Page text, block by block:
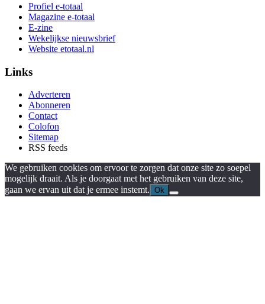
Profiel e-totaal
Magazine e-totaal
E-zine
Wekelijkse nieuwsbrief
Website etotaal.nl
Links
Adverteren
Abonneren
Contact
Colofon
Sitemap
RSS feeds
We gebruiken cookies om ervoor te zorgen dat onze site zo soepel
mogelijk draait. Als je doorgaat met het gebruiken van deze site,
gaan we ervan uit dat je ermee instemt. Ok